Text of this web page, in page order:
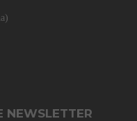
NEWSLETTER